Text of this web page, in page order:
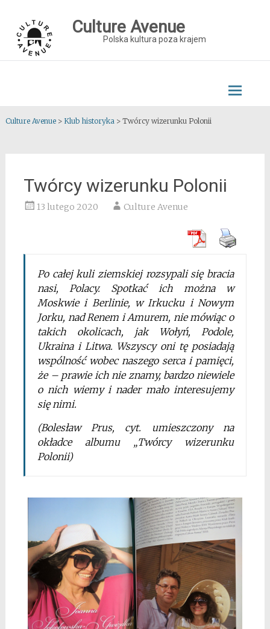
content
Culture Avenue
Polska kultura poza krajem
Culture Avenue> Klub historyka> Twórcy wizerunku Polonii
Twórcy wizerunku Polonii
13 lutego 2020 Culture Avenue
Po całej kuli ziemskiej rozsypali się bracia
nasi, Polacy. Spotkać ich można w
Moskwie i Berlinie, w Irkucku i Nowym
Jorku, nad Renem i Amurem, nie mówiąc o
takich okolicach, jak Wołyń, Podole,
Ukraina i Litwa. Wszyscy oni tę posiadają
wspólność wobec naszego serca i pamięci,
że – prawie ich nie znamy, bardzo niewiele
o nich wiemy i nader mało interesujemy
się nimi.
(Bolesław Prus, cyt. umieszczony na
okładce albumu „Twórcy wizerunku
Polonii)